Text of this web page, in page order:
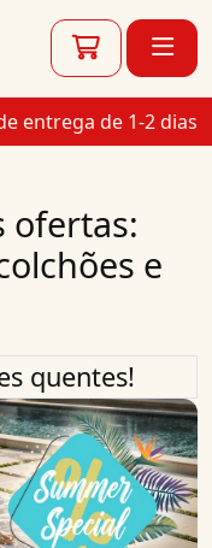
entrega de 1-2 dias
ofertas:
e
quentes!